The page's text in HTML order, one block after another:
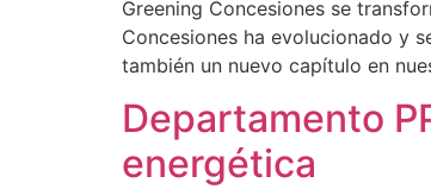
Greening Concesiones se
Concesiones ha evolucionado y
también un nuevo capítulo en
Departamento
energética